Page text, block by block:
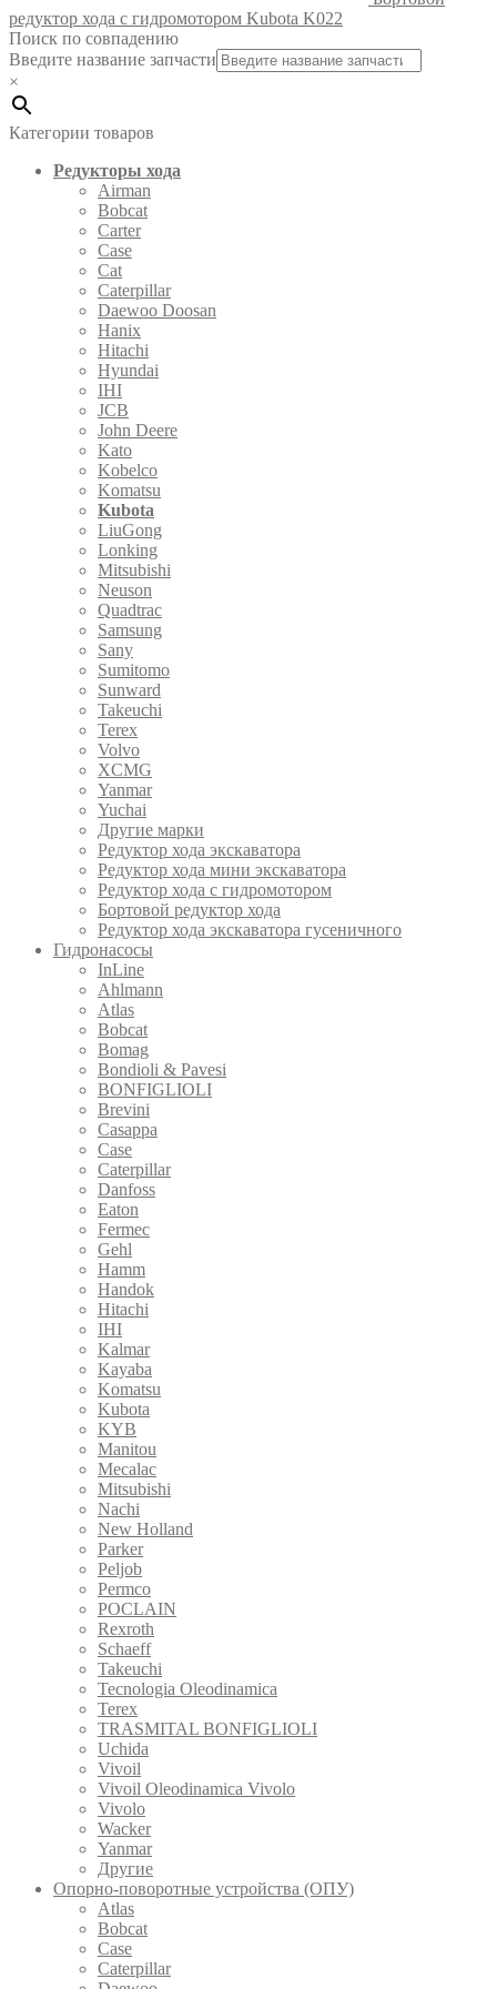
редуктор хода с гидромотором Kubota K022
Поиск по совпадению
Введите название запчасти
×
Категории товаров
Редукторы хода
Airman
Bobcat
Carter
Case
Cat
Caterpillar
Daewoo Doosan
Hanix
Hitachi
Hyundai
IHI
JCB
John Deere
Kato
Kobelco
Komatsu
Kubota
LiuGong
Lonking
Mitsubishi
Neuson
Quadtrac
Samsung
Sany
Sumitomo
Sunward
Takeuchi
Terex
Volvo
XCMG
Yanmar
Yuchai
Другие марки
Редуктор хода экскаватора
Редуктор хода мини экскаватора
Редуктор хода с гидромотором
Бортовой редуктор хода
Редуктор хода экскаватора гусеничного
Гидронасосы
InLine
Ahlmann
Atlas
Bobcat
Bomag
Bondioli & Pavesi
BONFIGLIOLI
Brevini
Casappa
Case
Caterpillar
Danfoss
Eaton
Fermec
Gehl
Hamm
Handok
Hitachi
IHI
Kalmar
Kayaba
Komatsu
Kubota
KYB
Manitou
Mecalac
Mitsubishi
Nachi
New Holland
Parker
Peljob
Permco
POCLAIN
Rexroth
Schaeff
Takeuchi
Tecnologia Oleodinamica
Terex
TRASMITAL BONFIGLIOLI
Uchida
Vivoil
Vivoil Oleodinamica Vivolo
Vivolo
Wacker
Yanmar
Другие
Опорно-поворотные устройства (ОПУ)
Atlas
Bobcat
Case
Caterpillar